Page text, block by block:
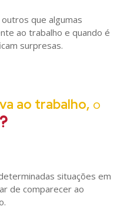
que algumas
ao trabalho e quando é
surpresas.
ao trabalho, o
situações em
de comparecer ao